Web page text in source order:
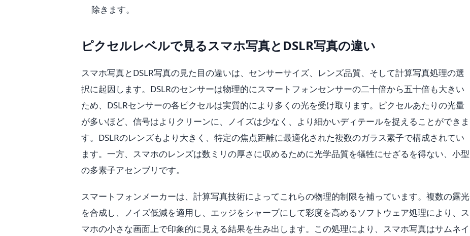
除きます。
ピクセルレベルで見るスマホ写真とDSLR写真の違い
スマホ写真とDSLR写真の見た目の違いは、センサーサイズ、レンズ品質、そして計算写真処理の選
択に起因します。DSLRのセンサーは物理的にスマートフォンセンサーの二十倍から五十倍も大きい
ため、DSLRセンサーの各ピクセルは実質的により多くの光を受け取ります。ピクセルあたりの光量
が多いほど、信号はよりクリーンに、ノイズは少なく、より細かいディテールを捉えることができま
す。DSLRのレンズもより大きく、特定の焦点距離に最適化された複数のガラス素子で構成されてい
ます。一方、スマホのレンズは数ミリの厚さに収めるために光学品質を犠牲にせざるを得ない、小型
の多素子アセンブリです。
スマートフォンメーカーは、計算写真技術によってこれらの物理的制限を補っています。複数の露光
を合成し、ノイズ低減を適用し、エッジをシャープにして彩度を高めるソフトウェア処理により、ス
マホの小さな画面上で印象的に見える結果を生み出します。この処理により、スマホ写真はサムネイ